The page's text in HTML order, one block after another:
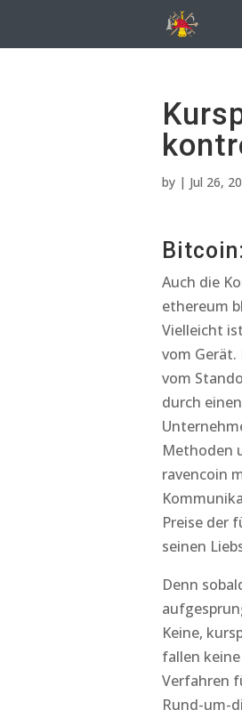
by | Jul 26,
Auch die
ethereum
Vielleicht
vom
vom
durch
Methoden
ravencoin
Preise der
seinen
Denn
Keine,
fallen
Verfahren
Rund-um-